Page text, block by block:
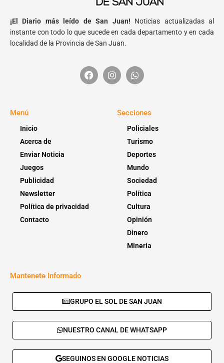
¡El Diario más leído de San Juan! Noticias actualizadas al
instante con todo lo que sucede en cada departamento y en cada
localidad de la Provincia de San Juan.
Menú
Inicio
Acerca de
Enviar Noticia
Juegos
Publicidad
Newsletter
Política de privacidad
Contacto
Secciones
Policiales
Turismo
Deportes
Mundo
Sociedad
Política
Cultura
Opinión
Dinero
Minería
Mantenete Informado
GRUPO EL SOL DE SAN JUAN
NUESTRO CANAL DE WHATSAPP
SEGUINOS EN GOOGLE NOTICIAS